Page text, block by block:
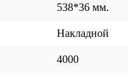
538*36 мм.
Накладной
4000